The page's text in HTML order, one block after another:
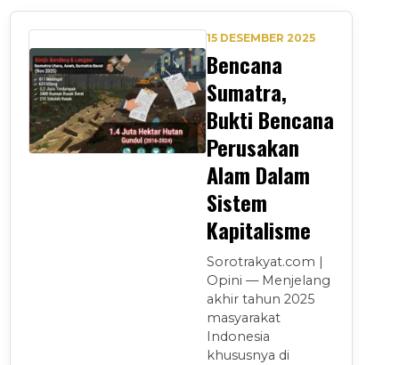
15 DESEMBER 2025
Bencana
Sumatra,
Bukti Bencana
Perusakan
Alam Dalam
Sistem
Kapitalisme
Sorotrakyat.com |
Opini — Menjelang
akhir tahun 2025
masyarakat
Indonesia
khususnya di